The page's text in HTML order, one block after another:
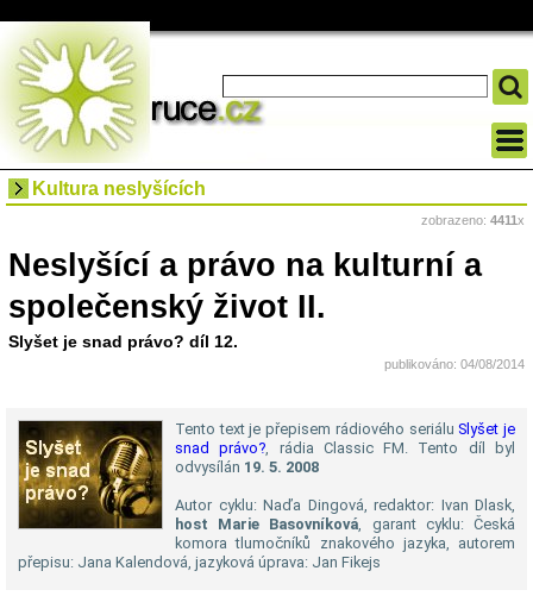
Kultura neslyšících
zobrazeno: 4411x
Neslyšící a právo na kulturní a
společenský život II.
Slyšet je snad právo? díl 12.
publikováno: 04/08/2014
Tento text je přepisem rádiového seriáluSlyšet je
snad právo?, rádia Classic FM. Tento díl byl
odvysílán 19. 5. 2008
Autor cyklu: Naďa Dingová, redaktor: Ivan Dlask,
host Marie Basovníková, garant cyklu: Česká
komora tlumočníků znakového jazyka, autorem
přepisu: Jana Kalendová, jazyková úprava: Jan Fikejs